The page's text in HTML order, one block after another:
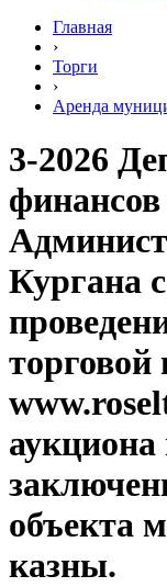
Главная
›
Торги
›
Аренда
3-2026
Кургана
объекта
казны.